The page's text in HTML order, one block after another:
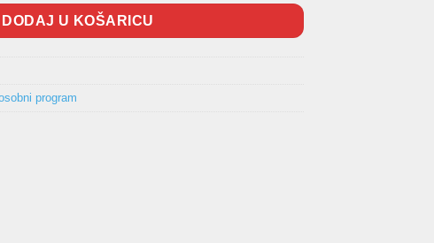
DODAJ U KOŠARICU
program